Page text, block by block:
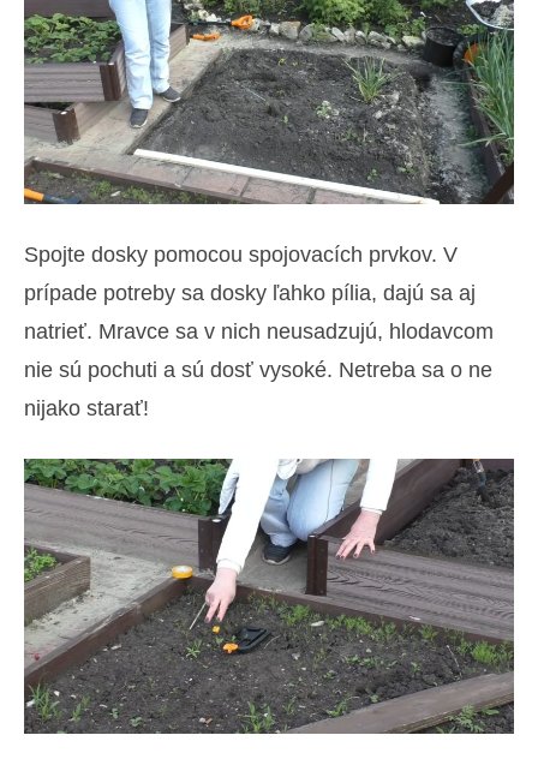
Spojte dosky pomocou spojovacích prvkov. V
prípade potreby sa dosky ľahko pília, dajú sa aj
natrieť. Mravce sa v nich neusadzujú, hlodavcom
nie sú pochuti a sú dosť vysoké. Netreba sa o ne
nijako starať!